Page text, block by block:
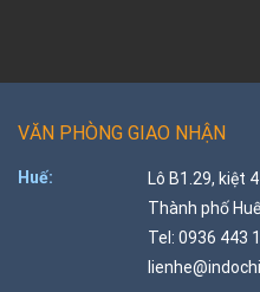
VĂN PHÒNG GIAO NHẬN
Huế:
Lô B1.29, kiệt
Thành phố Huế
Tel: 0936 443